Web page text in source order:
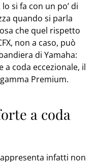
lo si fa con un po’ di
quando si parla
che quel rispetto
non a caso, può
di Yamaha:
coda eccezionale, il
Premium.
a coda
infatti non